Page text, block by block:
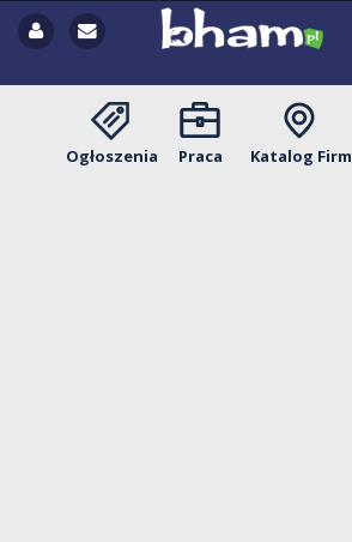
Ogłoszenia Praca Katalog Firm